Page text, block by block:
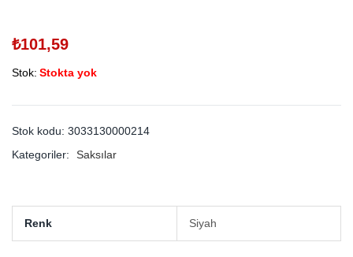
₺101,59
Stok: Stokta yok
Stok kodu: 3033130000214
Kategoriler:
Saksılar
Renk Siyah